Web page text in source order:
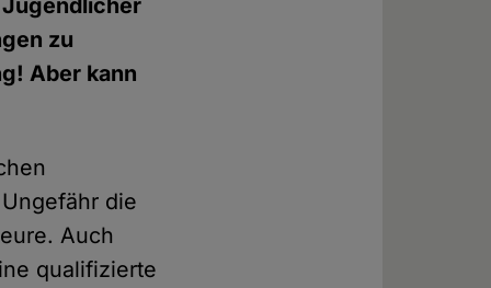
zu
Aber kann
die
Auch
qualifizierte